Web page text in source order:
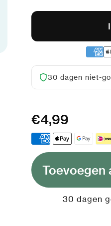
30 dagen niet-
€4,99
Toevoegen
30 dagen